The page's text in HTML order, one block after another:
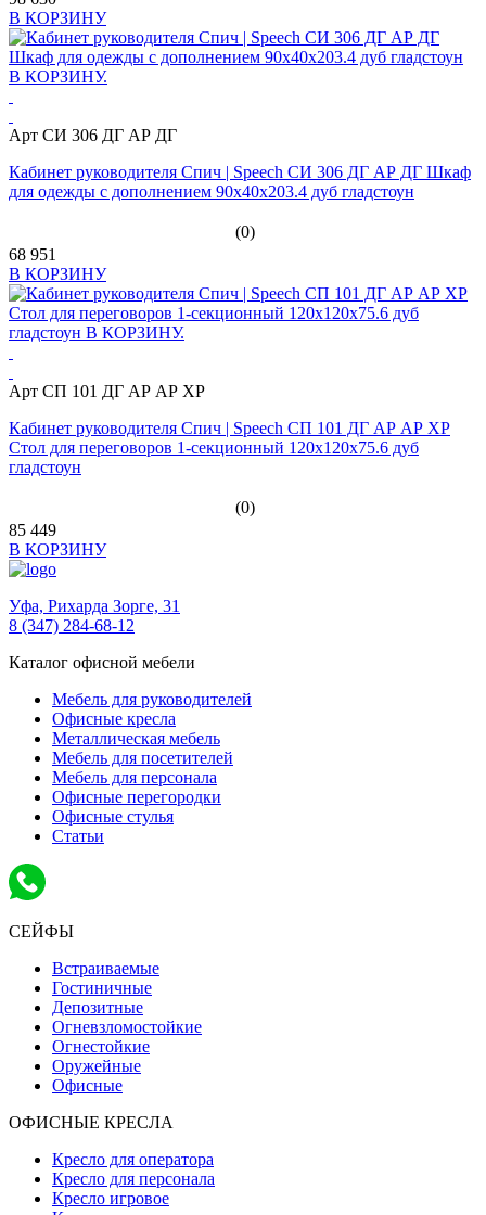
В КОРЗИНУ
Арт СИ 306 ДГ АР ДГ
Кабинет руководителя Спич | Speech СИ 306 ДГ АР ДГ Шкаф
для одежды с дополнением 90x40x203.4 дуб гладстоун
(0)
68 951
В КОРЗИНУ
Арт СП 101 ДГ АР АР ХР
Кабинет руководителя Спич | Speech СП 101 ДГ АР АР ХР
Стол для переговоров 1-секционный 120x120x75.6 дуб
гладстоун
(0)
85 449
В КОРЗИНУ
Уфа, Рихарда Зорге, 31
8 (347) 284-68-12
Каталог офисной мебели
Мебель для руководителей
Офисные кресла
Металлическая мебель
Мебель для посетителей
Мебель для персонала
Офисные перегородки
Офисные стулья
Статьи
СЕЙФЫ
Встраиваемые
Гостиничные
Депозитные
Огневзломостойкие
Огнестойкие
Оружейные
Офисные
ОФИСНЫЕ КРЕСЛА
Кресло для оператора
Кресло для персонала
Кресло игровое